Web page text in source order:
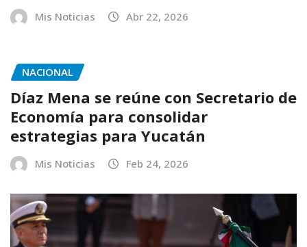
Mis Noticias Abr 22, 2026
NACIONAL
Díaz Mena se reúne con Secretario de
Economía para consolidar
estrategias para Yucatán
Mis Noticias Feb 24, 2026